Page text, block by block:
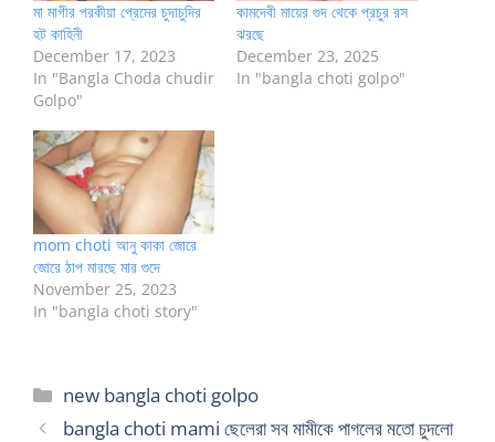
মা মাগীর পরকীয়া প্রেমের চুদাচুদির
হট কাহিনী
December 17, 2023
In "Bangla Choda chudir
Golpo"
কামদেবী মায়ের গুদ থেকে প্রচুর রস
ঝরছে
December 23, 2025
In "bangla choti golpo"
mom choti আনু কাকা জোরে
জোরে ঠাপ মারছে মার গুদে
November 25, 2023
In "bangla choti story"
Categories
new bangla choti golpo
bangla choti mami ছেলেরা সব মামীকে পাগলের মতো চুদলো